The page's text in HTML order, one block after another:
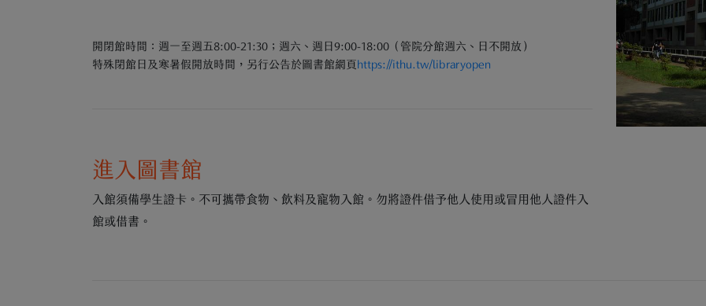
開閉館時間：週一至週五8:00-21:30；週六、週日9:00-18:00（管院分館週六、日不開放）
特殊閉館日及寒暑假開放時間，另行公告於圖書館網頁 https://ithu.tw/libraryopen
進入圖書館
入館須備學生證卡。不可攜帶食物、飲料及寵物入館。勿將證件借予他人使用或冒用他人證件入
館或借書。